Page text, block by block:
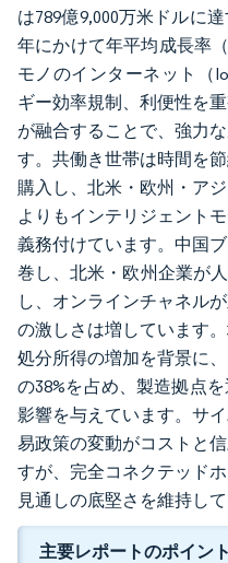
は789億9,000万米ドルに
年にかけて年平均成長率
モノのインターネット（
ギー効率規制、利便性を
が融合することで、強力
す。共働き世帯は時間を
購入し、北米・欧州・ア
よりもインテリジェント
義務付けています。中国
巻し、北米・欧州企業が
し、オンラインチャネル
の激しさは増しています
処分所得の増加を背景に
の38%を占め、製造拠点
影響を与えています。サ
易政策の変動がコストと
すが、完全コネクテッド
見通しの底堅さを維持して
主要レポートのポイント